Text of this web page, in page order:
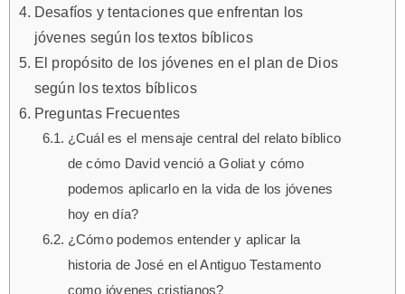
Desafíos y tentaciones que enfrentan los
jóvenes según los textos bíblicos
El propósito de los jóvenes en el plan de Dios
según los textos bíblicos
Preguntas Frecuentes
¿Cuál es el mensaje central del relato bíblico
de cómo David venció a Goliat y cómo
podemos aplicarlo en la vida de los jóvenes
hoy en día?
¿Cómo podemos entender y aplicar la
historia de José en el Antiguo Testamento
como jóvenes cristianos?